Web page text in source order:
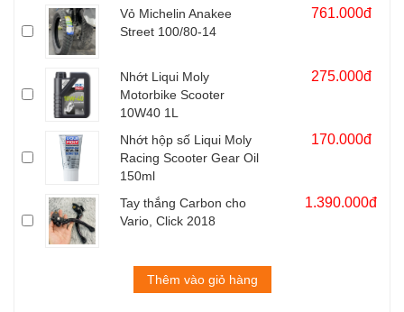
Vỏ Michelin Anakee
Street 100/80-14
761.000đ
Nhớt Liqui Moly
Motorbike Scooter
10W40 1L
275.000đ
Nhớt hộp số Liqui Moly
Racing Scooter Gear Oil
150ml
170.000đ
Tay thắng Carbon cho
Vario, Click 2018
1.390.000đ
Thêm vào giỏ hàng